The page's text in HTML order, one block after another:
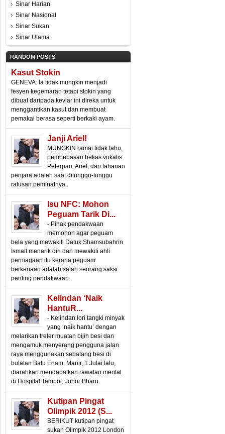
Sinar Harian
Sinar Nasional
Sinar Sukan
Sinar Utama
RANDOM POSTS
Kasut Stokin
GENEVA: Ia tidak mungkin menjadi
fesyen kegemaran tetapi stokin yang
dibuat daripada kevlar ini direka untuk
menggantikan kasut dan membuat
pemakai berasa seperti berkaki ayam.
Janji Ariel!
MUNGKIN ramai tidak tahu,
pembebasan bekas vokalis
Peterpan, Ariel, dari tahanan
penjara adalah saat ditunggu-tunggu
ratusan peminatnya.
Isu NFC: Mohon
Peguam Tarik Di...
- Pihak pendakwaan
memohon agar peguam
bela yang mewakili Datuk Shamsubahrin
Ismail menarik diri dari mewakili ahli
perniagaan itu kerana peguam
berkenaan adalah salah seorang saksi
penting pendakwaan.
Kelindan ‘naik
HantuR...
- Kelindan lori tangki minyak
yang ‘naik hantu’ dengan
melarikan treler muatan bijih besi dan
mengamuk menyerang pengguna jalan
raya menggunakan sebatang besi di
bulatan Batu Enam, Manir, 1 Julai lalu,
diarahkan mendapatkan rawatan mental
di Hospital Tampoi, Johor Bharu.
Kutipan Pingat
Olimpik 2012 (s...
BERIKUT kutipan pingat
sukan Olimpik 2012 London